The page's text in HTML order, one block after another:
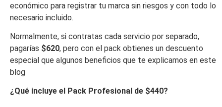
económico para registrar tu marca sin riesgos y con todo lo
necesario incluido.
Normalmente, si contratas cada servicio por separado,
pagarías $620, pero con el pack obtienes un descuento
especial que algunos beneficios que te explicamos en este
blog
¿Qué incluye el Pack Profesional de $440?